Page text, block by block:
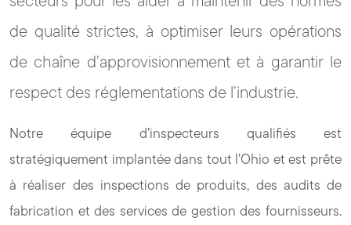
de qualité strictes, à optimiser leurs opérations
de chaîne d’approvisionnement et à garantir le
respect des réglementations de l’industrie.
Notre équipe d’inspecteurs qualifiés est
stratégiquement implantée dans tout l’Ohio et est prête
à réaliser des inspections de produits, des audits de
fabrication et des services de gestion des fournisseurs.